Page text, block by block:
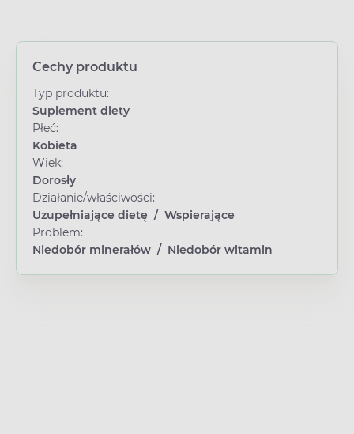
Cechy produktu
Typ produktu:
Suplement diety
Płeć:
Kobieta
Wiek:
Dorosły
Działanie/właściwości:
Uzupełniające dietę / Wspierające
Problem:
Niedobór minerałów / Niedobór witamin